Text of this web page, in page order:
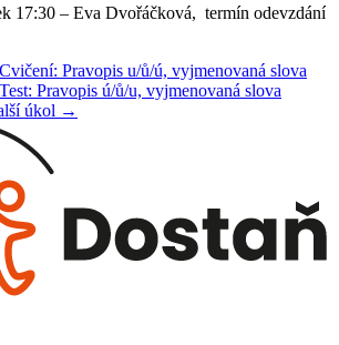
17:30 – Eva Dvořáčková, termín odevzdání
Pravopis u/ů/ú, vyjmenovaná slova
Pravopis ú/ů/u, vyjmenovaná slova
úkol →